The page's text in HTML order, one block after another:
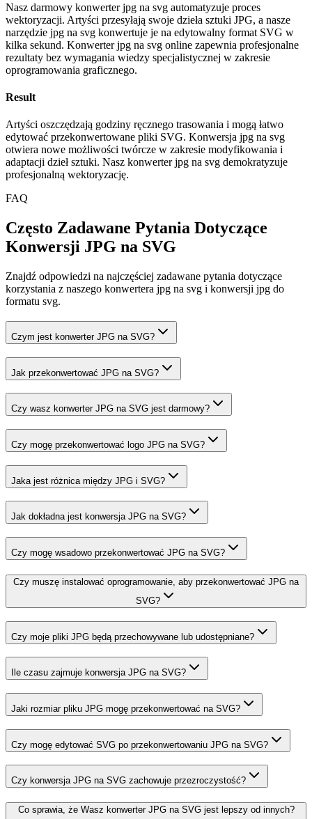
Nasz darmowy konwerter jpg na svg automatyzuje proces
wektoryzacji. Artyści przesyłają swoje dzieła sztuki JPG, a nasze
narzędzie jpg na svg konwertuje je na edytowalny format SVG w
kilka sekund. Konwerter jpg na svg online zapewnia profesjonalne
rezultaty bez wymagania wiedzy specjalistycznej w zakresie
oprogramowania graficznego.
Result
Artyści oszczędzają godziny ręcznego trasowania i mogą łatwo
edytować przekonwertowane pliki SVG. Konwersja jpg na svg
otwiera nowe możliwości twórcze w zakresie modyfikowania i
adaptacji dzieł sztuki. Nasz konwerter jpg na svg demokratyzuje
profesjonalną wektoryzację.
FAQ
Często Zadawane Pytania Dotyczące
Konwersji JPG na SVG
Znajdź odpowiedzi na najczęściej zadawane pytania dotyczące
korzystania z naszego konwertera jpg na svg i konwersji jpg do
formatu svg.
Czym jest konwerter JPG na SVG?
Jak przekonwertować JPG na SVG?
Czy wasz konwerter JPG na SVG jest darmowy?
Czy mogę przekonwertować logo JPG na SVG?
Jaka jest różnica między JPG i SVG?
Jak dokładna jest konwersja JPG na SVG?
Czy mogę wsadowo przekonwertować JPG na SVG?
Czy muszę instalować oprogramowanie, aby przekonwertować JPG na
SVG?
Czy moje pliki JPG będą przechowywane lub udostępniane?
Ile czasu zajmuje konwersja JPG na SVG?
Jaki rozmiar pliku JPG mogę przekonwertować na SVG?
Czy mogę edytować SVG po przekonwertowaniu JPG na SVG?
Czy konwersja JPG na SVG zachowuje przezroczystość?
Co sprawia, że Wasz konwerter JPG na SVG jest lepszy od innych?